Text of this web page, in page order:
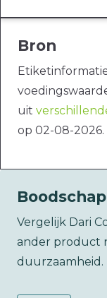
Bron
uit
op 02-08-2026.
Vergelijk Dari
ander product
duurzaamheid.